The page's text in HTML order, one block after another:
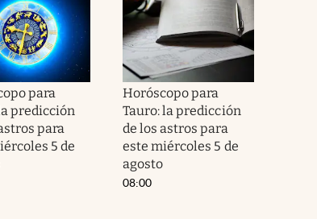
para
predicción
para
5 de
Horóscopo para
Tauro: la predicción
de los astros para
este miércoles 5 de
agosto
08:00